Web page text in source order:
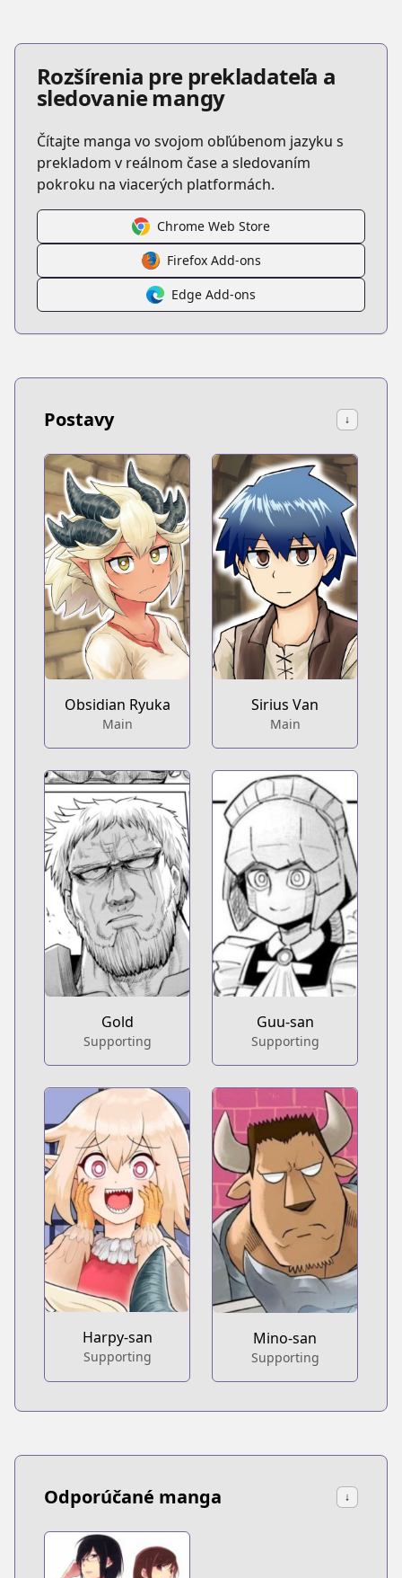
Rozšírenia pre prekladateľa a
sledovanie mangy
Čítajte manga vo svojom obľúbenom jazyku s
prekladom v reálnom čase a sledovaním
pokroku na viacerých platformách.
Chrome Web Store
Firefox Add-ons
Edge Add-ons
Postavy ↓
Obsidian Ryuka
Main
Sirius Van
Main
Gold
Supporting
Guu-san
Supporting
Harpy-san
Supporting
Mino-san
Supporting
Odporúčané manga ↓